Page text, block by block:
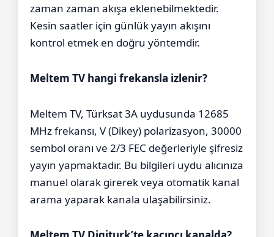
zaman zaman akışa eklenebilmektedir.
Kesin saatler için günlük yayın akışını
kontrol etmek en doğru yöntemdir.
Meltem TV hangi frekansla izlenir?
Meltem TV, Türksat 3A uydusunda 12685
MHz frekansı, V (Dikey) polarizasyon, 30000
sembol oranı ve 2/3 FEC değerleriyle şifresiz
yayın yapmaktadır. Bu bilgileri uydu alıcınıza
manuel olarak girerek veya otomatik kanal
arama yaparak kanala ulaşabilirsiniz.